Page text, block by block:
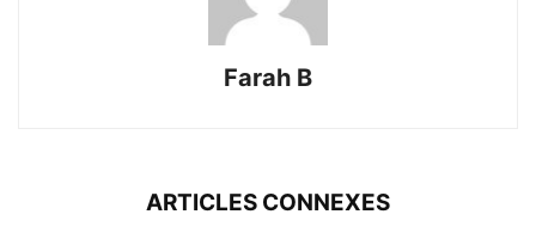
Farah B
ARTICLES CONNEXES